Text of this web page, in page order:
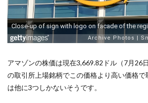
アマゾンの株価は現在3,669.82ドル（7月26
の取引所上場銘柄でこの価格より高い価格で
は他に3つしかないそうです。